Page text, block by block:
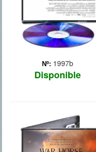
Nº: 1997b
Disponible
CABALLO DE
BATALLA